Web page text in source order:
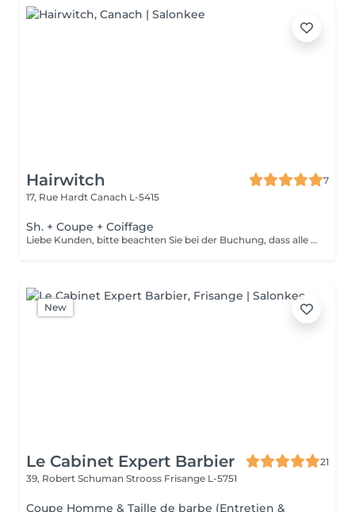
Hairwitch
7
17, Rue Hardt Canach L-5415
Sh. + Coupe + Coiffage
Liebe Kunden, bitte beachten Sie bei der Buchung, dass alle Haarschnitte die in Richtung Barberschnitt gehen mit 50 euro verbucht werden(wegen Zeitaufwand) Wir bitten um Verständnis!!!
New
Le Cabinet Expert Barbier
21
39, Robert Schuman Strooss Frisange L-5751
Coupe Homme & Taille de barbe (Entretien &